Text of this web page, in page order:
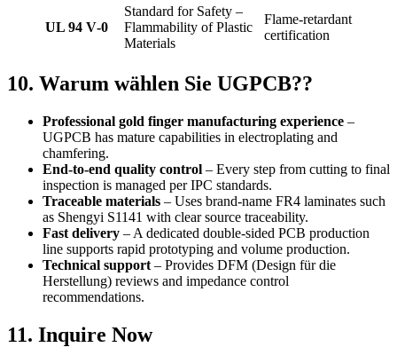
UL 94 V‑0
Standard for Safety –
Flammability of Plastic
Materials
Flame‑retardant
certification
10. Warum wählen Sie UGPCB??
Professional gold finger manufacturing experience –
UGPCB has mature capabilities in electroplating and
chamfering.
End‑to‑end quality control – Every step from cutting to final
inspection is managed per IPC standards.
Traceable materials – Uses brand‑name FR4 laminates such
as Shengyi S1141 with clear source traceability.
Fast delivery – A dedicated double‑sided PCB production
line supports rapid prototyping and volume production.
Technical support – Provides DFM (Design für die
Herstellung) reviews and impedance control
recommendations.
11. Inquire Now